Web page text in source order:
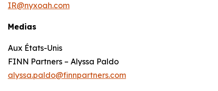
IR@nyxoah.com
Medias
Aux États-Unis
FINN Partners – Alyssa Paldo
alyssa.paldo@finnpartners.com